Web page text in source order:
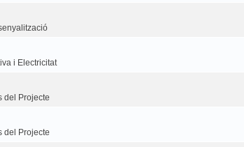
i Electricitat
del Projecte
del Projecte